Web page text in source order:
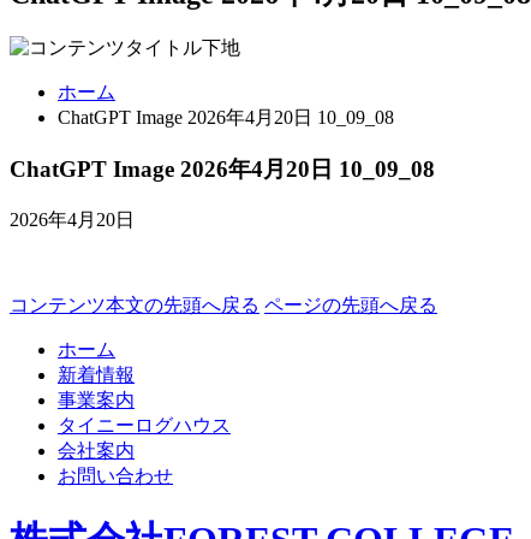
ホーム
ChatGPT Image 2026年4月20日 10_09_08
ChatGPT Image 2026年4月20日 10_09_08
2026年4月20日
コンテンツ本文の先頭へ戻る ページの先頭へ戻る
ホーム
新着情報
事業案内
タイニーログハウス
会社案内
お問い合わせ